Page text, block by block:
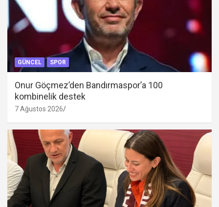
GÜNCEL SPOR
Onur Göçmez’den Bandırmaspor’a 100
kombinelik destek
7 Ağustos 2026